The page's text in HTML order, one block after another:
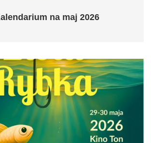
na maj 2026